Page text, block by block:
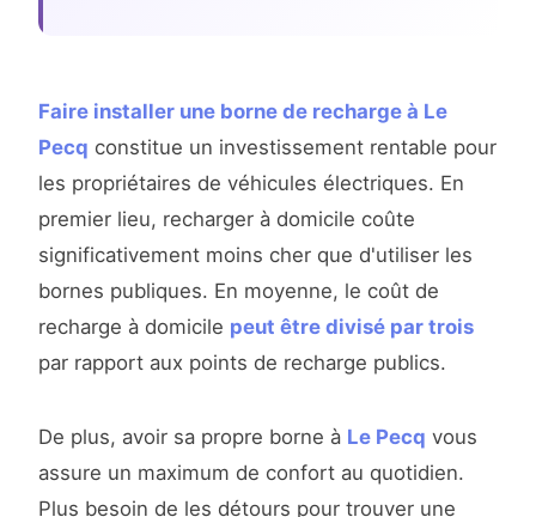
Faire installer une borne de recharge à Le
Pecq constitue un investissement rentable pour
les propriétaires de véhicules électriques. En
premier lieu, recharger à domicile coûte
significativement moins cher que d'utiliser les
bornes publiques. En moyenne, le coût de
recharge à domicile peut être divisé par trois
par rapport aux points de recharge publics.
De plus, avoir sa propre borne à Le Pecq vous
assure un maximum de confort au quotidien.
Plus besoin de les détours pour trouver une